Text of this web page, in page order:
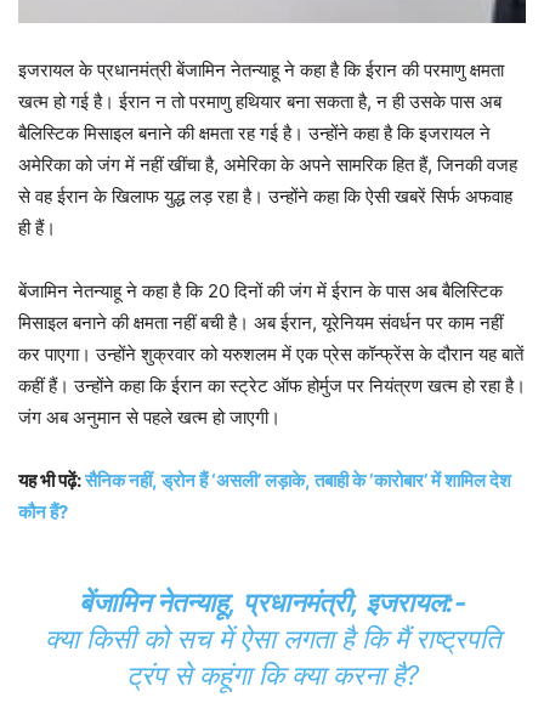
इजरायल के प्रधानमंत्री बेंजामिन नेतन्याहू ने कहा है कि ईरान की परमाणु क्षमता
खत्म हो गई है। ईरान न तो परमाणु हथियार बना सकता है, न ही उसके पास अब
बैलिस्टिक मिसाइल बनाने की क्षमता रह गई है। उन्होंने कहा है कि इजरायल ने
अमेरिका को जंग में नहीं खींचा है, अमेरिका के अपने सामरिक हित हैं, जिनकी वजह
से वह ईरान के खिलाफ युद्ध लड़ रहा है। उन्होंने कहा कि ऐसी खबरें सिर्फ अफवाह
ही हैं।
बेंजामिन नेतन्याहू ने कहा है कि 20 दिनों की जंग में ईरान के पास अब बैलिस्टिक
मिसाइल बनाने की क्षमता नहीं बची है। अब ईरान, यूरेनियम संवर्धन पर काम नहीं
कर पाएगा। उन्होंने शुक्रवार को यरुशलम में एक प्रेस कॉन्फ्रेंस के दौरान यह बातें
कहीं हैं। उन्होंने कहा कि ईरान का स्ट्रेट ऑफ होर्मुज पर नियंत्रण खत्म हो रहा है।
जंग अब अनुमान से पहले खत्म हो जाएगी।
यह भी पढ़ें:सैनिक नहीं, ड्रोन हैं ‘असली’ लड़ाके, तबाही के ‘कारोबार’ में शामिल देश
कौन हैं?
बेंजामिन नेतन्याहू, प्रधानमंत्री, इजरायल:-
क्या किसी को सच में ऐसा लगता है कि मैं राष्ट्रपति
ट्रंप से कहूंगा कि क्या करना है?